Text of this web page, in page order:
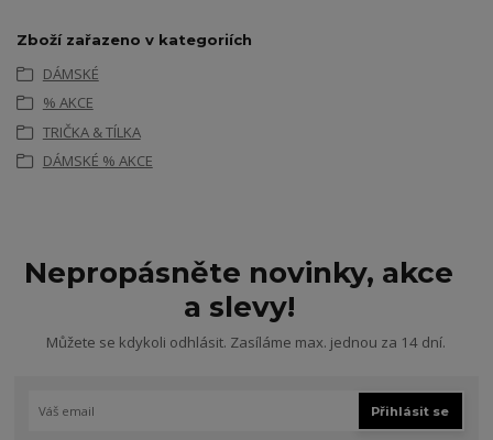
Zboží zařazeno v kategoriích
DÁMSKÉ
% AKCE
TRIČKA & TÍLKA
DÁMSKÉ % AKCE
Nepropásněte novinky, akce
a slevy!
Můžete se kdykoli odhlásit. Zasíláme max. jednou za 14 dní.
Přihlásit se